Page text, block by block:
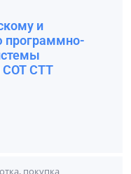
и
программно-
СОТ СТТ
покупка